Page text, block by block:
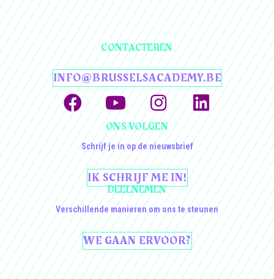
CONTACTEREN
INFO@BRUSSELSACADEMY.BE
ONS VOLGEN
Schrijf je in op de nieuwsbrief
IK SCHRIJF ME IN!
DEELNEMEN
Verschillende manieren om ons te steunen
WE GAAN ERVOOR?